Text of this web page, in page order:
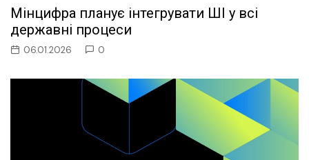
Мінцифра планує інтегрувати ШІ у всі
державні процеси
06.01.2026 0